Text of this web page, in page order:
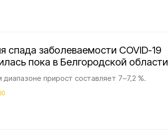
спада заболеваемости COVID-19
пока в Белгородской области
прирост составляет 7–7,2 %.